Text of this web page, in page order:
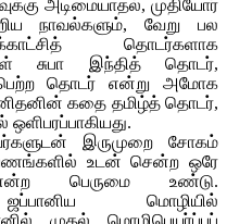
அடிமையாதல், முதியோர்
நாவல்களும், வேறு பல
தொடர்களாக
சுபா இந்தித் தொடர்,
பெற்ற தொடர் என்று அமோக
கதை தமிழ்த் தொடர்,
இருமுறை சோகம்
உடன் சென்ற ஒரே
பெருமை உண்டு.
மொழியில்
முதல் மொழிபெயர்ப்புப்